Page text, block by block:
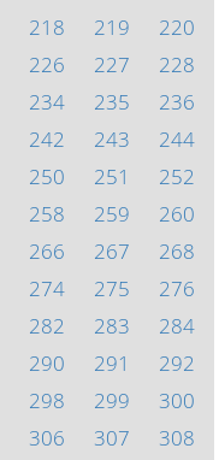
218 219
220
226 227
228
234 235
236
242 243
244
250 251
252
258 259
260
266 267
268
274 275
276
282 283
284
290 291
292
298 299
300
306 307
308